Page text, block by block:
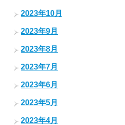
2023年10月
2023年9月
2023年8月
2023年7月
2023年6月
2023年5月
2023年4月